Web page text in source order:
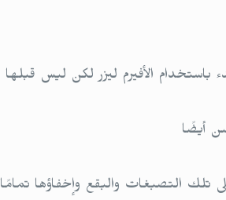
الأفيرم ليزر لكن ليس قبلها
أيضًا
تلك التصبغات والبقع وإخفاؤها تمامًا